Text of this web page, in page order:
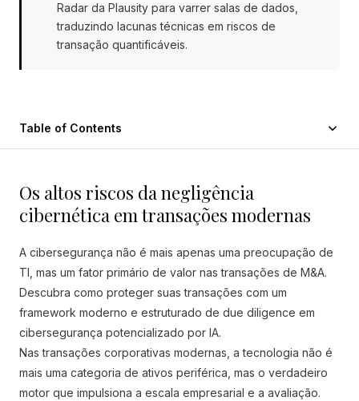
Radar da Plausity para varrer salas de dados,
traduzindo lacunas técnicas em riscos de
transação quantificáveis.
Table of Contents
Os altos riscos da negligência
cibernética em transações modernas
A cibersegurança não é mais apenas uma preocupação de
TI, mas um fator primário de valor nas transações de M&A.
Descubra como proteger suas transações com um
framework moderno e estruturado de due diligence em
cibersegurança potencializado por IA.
Nas transações corporativas modernas, a tecnologia não é
mais uma categoria de ativos periférica, mas o verdadeiro
motor que impulsiona a escala empresarial e a avaliação.